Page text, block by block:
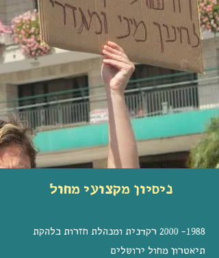
ניסיון מקצועי מחול
1988- 2000
רקדנית ומנהלת חזרות בלהקת
תיאטרון מחול ירושלים